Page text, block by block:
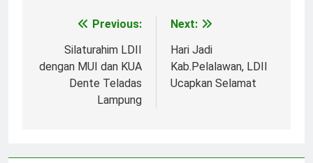
navigation
Previous:
Silaturahim LDII
dengan MUI dan KUA
Dente Teladas
Lampung
Next:
Hari Jadi
Kab.Pelalawan, LDII
Ucapkan Selamat